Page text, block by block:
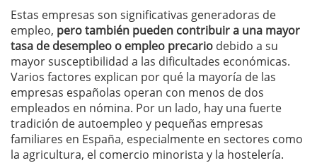
Estas empresas son significativas generadoras de
empleo, pero también pueden contribuir a una mayor
tasa de desempleo o empleo precario debido a su
mayor susceptibilidad a las dificultades económicas.
Varios factores explican por qué la mayoría de las
empresas españolas operan con menos de dos
empleados en nómina. Por un lado, hay una fuerte
tradición de autoempleo y pequeñas empresas
familiares en España, especialmente en sectores como
la agricultura, el comercio minorista y la hostelería.